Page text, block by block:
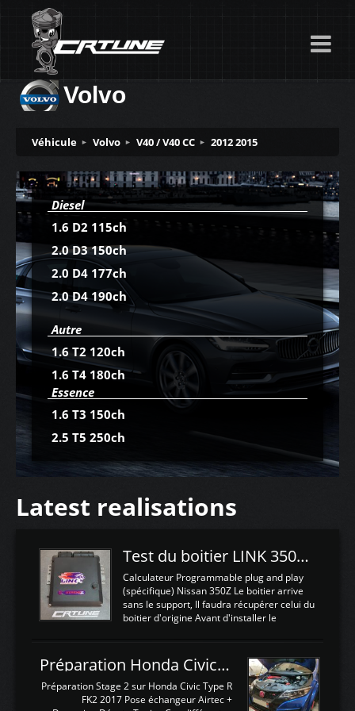
Volvo
Véhicule Volvo V40 / V40 CC 2012 2015
Diesel
1.6 D2 115ch
2.0 D3 150ch
2.0 D4 177ch
2.0 D4 190ch
Autre
1.6 T2 120ch
1.6 T4 180ch
Essence
1.6 T3 150ch
2.5 T5 250ch
Latest realisations
Test du boitier LINK 350Z Plugin ECU
Calculateur Programmable plug and play
(spécifique) Nissan 350Z Le boitier arrive
sans le support, Il faudra récupérer celui du
boitier d'origine Avant d'installer le
d'envoyer l'information de la large bande
dans le boitier. sydney sweeney deepfake
La sortie 0-5V de l'afr sera connectée sur
l'entrée AN Volt 8 et GndAN pour
Préparation Honda Civic Type R FK2
Préparation Stage 2 sur Honda Civic Type R
FK2 2017 Pose échangeur Airtec +